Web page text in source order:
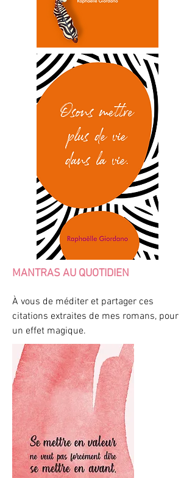
MANTRAS AU QUOTIDIEN
À vous de méditer et partager ces
citations extraites de mes romans, pour
un effet magique.